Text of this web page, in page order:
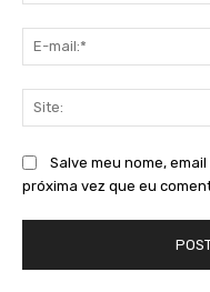
Salve meu nome,
próxima vez que eu